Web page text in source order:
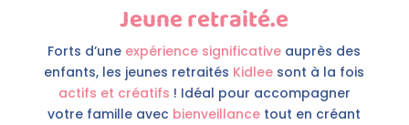
Jeune retraité.e
Forts d’une expérience significative auprès des
enfants, les jeunes retraités Kidlee sont à la fois
actifs et créatifs ! Idéal pour accompagner
votre famille avec bienveillance tout en créant